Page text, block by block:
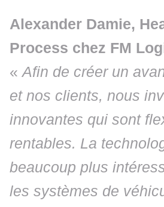
Alexander Damie,
Process chez FM
«Afin de créer un
et nos clients, nous
innovantes qui sont
rentables. La
beaucoup plus
les systèmes de